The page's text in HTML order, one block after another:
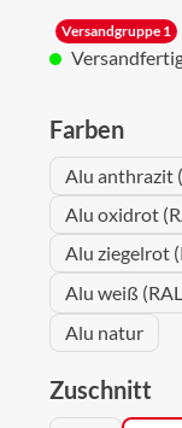
Versandgruppe 1
Farben
Alu anthrazit
Alu oxidrot
Alu ziegelrot
Alu weiß
Alu natur
Zuschnitt